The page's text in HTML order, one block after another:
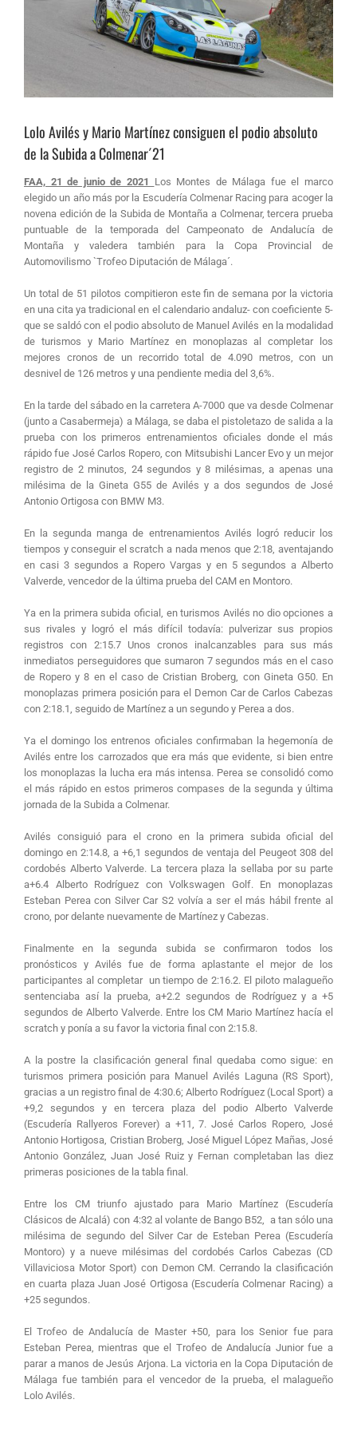
Lolo Avilés y Mario Martínez consiguen el podio absoluto
de la Subida a Colmenar´21
FAA, 21 de junio de 2021 Los Montes de Málaga fue el marco
elegido un año más por la Escudería Colmenar Racing para acoger la
novena edición de la Subida de Montaña a Colmenar, tercera prueba
puntuable de la temporada del Campeonato de Andalucía de
Montaña y valedera también para la Copa Provincial de
Automovilismo `Trofeo Diputación de Málaga´.
Un total de 51 pilotos compitieron este fin de semana por la victoria
en una cita ya tradicional en el calendario andaluz- con coeficiente 5-
que se saldó con el podio absoluto de Manuel Avilés en la modalidad
de turismos y Mario Martínez en monoplazas al completar los
mejores cronos de un recorrido total de 4.090 metros, con un
desnivel de 126 metros y una pendiente media del 3,6%.
En la tarde del sábado en la carretera A-7000 que va desde Colmenar
(junto a Casabermeja) a Málaga, se daba el pistoletazo de salida a la
prueba con los primeros entrenamientos oficiales donde el más
rápido fue José Carlos Ropero, con Mitsubishi Lancer Evo y un mejor
registro de 2 minutos, 24 segundos y 8 milésimas, a apenas una
milésima de la Gineta G55 de Avilés y a dos segundos de José
Antonio Ortigosa con BMW M3.
En la segunda manga de entrenamientos Avilés logró reducir los
tiempos y conseguir el scratch a nada menos que 2:18, aventajando
en casi 3 segundos a Ropero Vargas y en 5 segundos a Alberto
Valverde, vencedor de la última prueba del CAM en Montoro.
Ya en la primera subida oficial, en turismos Avilés no dio opciones a
sus rivales y logró el más difícil todavía: pulverizar sus propios
registros con 2:15.7 Unos cronos inalcanzables para sus más
inmediatos perseguidores que sumaron 7 segundos más en el caso
de Ropero y 8 en el caso de Cristian Broberg, con Gineta G50. En
monoplazas primera posición para el Demon Car de Carlos Cabezas
con 2:18.1, seguido de Martínez a un segundo y Perea a dos.
Ya el domingo los entrenos oficiales confirmaban la hegemonía de
Avilés entre los carrozados que era más que evidente, si bien entre
los monoplazas la lucha era más intensa. Perea se consolidó como
el más rápido en estos primeros compases de la segunda y última
jornada de la Subida a Colmenar.
Avilés consiguió para el crono en la primera subida oficial del
domingo en 2:14.8, a +6,1 segundos de ventaja del Peugeot 308 del
cordobés Alberto Valverde. La tercera plaza la sellaba por su parte
a+6.4 Alberto Rodríguez con Volkswagen Golf. En monoplazas
Esteban Perea con Silver Car S2 volvía a ser el más hábil frente al
crono, por delante nuevamente de Martínez y Cabezas.
Finalmente en la segunda subida se confirmaron todos los
pronósticos y Avilés fue de forma aplastante el mejor de los
participantes al completar un tiempo de 2:16.2. El piloto malagueño
sentenciaba así la prueba, a+2.2 segundos de Rodríguez y a +5
segundos de Alberto Valverde. Entre los CM Mario Martínez hacía el
scratch y ponía a su favor la victoria final con 2:15.8.
A la postre la clasificación general final quedaba como sigue: en
turismos primera posición para Manuel Avilés Laguna (RS Sport),
gracias a un registro final de 4:30.6; Alberto Rodríguez (Local Sport) a
+9,2 segundos y en tercera plaza del podio Alberto Valverde
(Escudería Rallyeros Forever) a +11, 7. José Carlos Ropero, José
Antonio Hortigosa, Cristian Broberg, José Miguel López Mañas, José
Antonio González, Juan José Ruiz y Fernan completaban las diez
primeras posiciones de la tabla final.
Entre los CM triunfo ajustado para Mario Martínez (Escudería
Clásicos de Alcalá) con 4:32 al volante de Bango B52, a tan sólo una
milésima de segundo del Silver Car de Esteban Perea (Escudería
Montoro) y a nueve milésimas del cordobés Carlos Cabezas (CD
Villaviciosa Motor Sport) con Demon CM. Cerrando la clasificación
en cuarta plaza Juan José Ortigosa (Escudería Colmenar Racing) a
+25 segundos.
El Trofeo de Andalucía de Master +50, para los Senior fue para
Esteban Perea, mientras que el Trofeo de Andalucía Junior fue a
parar a manos de Jesús Arjona. La victoria en la Copa Diputación de
Málaga fue también para el vencedor de la prueba, el malagueño
Lolo Avilés.